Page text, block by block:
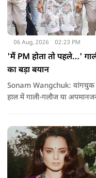
06 Aug, 2026 02:23 PM
'मैं PM होता तो पहले...'
का बड़ा बयान
Sonam Wangchuk: वांगचुक
हाल में गाली-गलौज या